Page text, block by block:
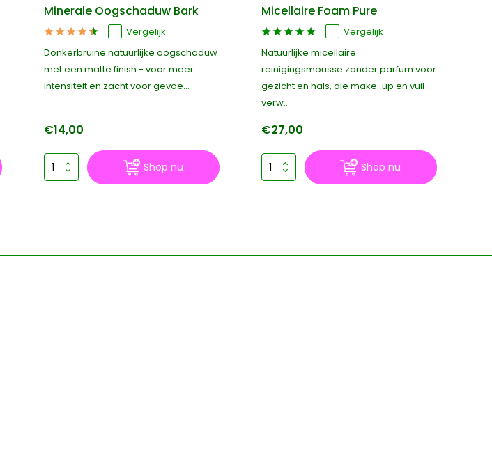
Minerale Oogschaduw Bark
Vergelijk
Donkerbruine natuurlijke oogschaduw
met een matte finish - voor meer
intensiteit en zacht voor gevoe...
€14,00
Shop nu
Micellaire Foam Pure
Vergelijk
Natuurlijke micellaire
reinigingsmousse zonder parfum voor
gezicht en hals, die make-up en vuil
verw...
€27,00
Shop nu